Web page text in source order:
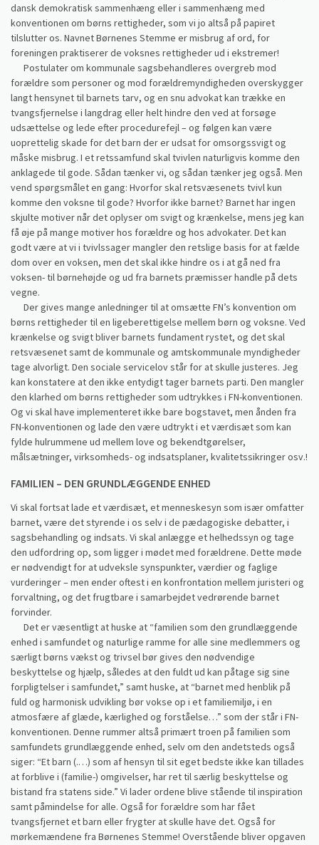
dansk demokratisk sammenhæng eller i sammenhæng med
konventionen om børns rettigheder, som vi jo altså på papiret
tilslutter os. Navnet Børnenes Stemme er misbrug af ord, for
foreningen praktiserer de voksnes rettigheder ud i ekstremer!
Postulater om kommunale sagsbehandleres overgreb mod
forældre som personer og mod forældremyndigheden overskygger
langt hensynet til barnets tarv, og en snu advokat kan trække en
tvangsfjernelse i langdrag eller helt hindre den ved at forsøge
udsættelse og lede efter procedurefejl – og følgen kan være
uoprettelig skade for det barn der er udsat for omsorgssvigt og
måske misbrug. I et retssamfund skal tvivlen naturligvis komme den
anklagede til gode. Sådan tænker vi, og sådan tænker jeg også. Men
vend spørgsmålet en gang: Hvorfor skal retsvæsenets tvivl kun
komme den voksne til gode? Hvorfor ikke barnet? Barnet har ingen
skjulte motiver når det oplyser om svigt og krænkelse, mens jeg kan
få øje på mange motiver hos forældre og hos advokater. Det kan
godt være at vi i tvivlssager mangler den retslige basis for at fælde
dom over en voksen, men det skal ikke hindre os i at gå ned fra
voksen- til børnehøjde og ud fra barnets præmisser handle på dets
vegne.
Der gives mange anledninger til at omsætte FN’s konvention om
børns rettigheder til en ligeberettigelse mellem børn og voksne. Ved
krænkelse og svigt bliver barnets fundament rystet, og det skal
retsvæsenet samt de kommunale og amtskommunale myndigheder
tage alvorligt. Den sociale servicelov står for at skulle justeres. Jeg
kan konstatere at den ikke entydigt tager barnets parti. Den mangler
den klarhed om børns rettigheder som udtrykkes i FN-konventionen.
Og vi skal have implementeret ikke bare bogstavet, men ånden fra
FN-konventionen og lade den være udtrykt i et værdisæt som kan
fylde hulrummene ud mellem love og bekendtgørelser,
målsætninger, virksomheds- og indsatsplaner, kvalitetssikringer osv.!
FAMILIEN – DEN GRUNDLÆGGENDE ENHED
Vi skal fortsat lade et værdisæt, et menneskesyn som især omfatter
barnet, være det styrende i os selv i de pædagogiske debatter, i
sagsbehandling og indsats. Vi skal anlægge et helhedssyn og tage
den udfordring op, som ligger i mødet med forældrene. Dette møde
er nødvendigt for at udveksle synspunkter, værdier og faglige
vurderinger – men ender oftest i en konfrontation mellem juristeri og
forvaltning, og det frugtbare i samarbejdet vedrørende barnet
forvinder.
Det er væsentligt at huske at “familien som den grundlæggende
enhed i samfundet og naturlige ramme for alle sine medlemmers og
særligt børns vækst og trivsel bør gives den nødvendige
beskyttelse og hjælp, således at den fuldt ud kan påtage sig sine
forpligtelser i samfundet,” samt huske, at “barnet med henblik på
fuld og harmonisk udvikling bør vokse op i et familiemiljø, i en
atmosfære af glæde, kærlighed og forståelse…” som der står i FN-
konventionen. Denne rummer altså primært troen på familien som
samfundets grundlæggende enhed, selv om den andetsteds også
siger: “Et barn (.…) som af hensyn til sit eget bedste ikke kan tillades
at forblive i (familie-) omgivelser, har ret til særlig beskyttelse og
bistand fra statens side.” Vi lader ordene blive stående til inspiration
samt påmindelse for alle. Også for forældre som har fået
tvangsfjernet et barn eller frygter at skulle have det. Også for
mørkemændene fra Børnenes Stemme! Overstående bliver opgaven